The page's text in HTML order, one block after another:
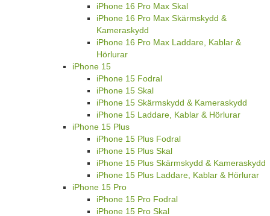
iPhone 16 Pro Max Skal
iPhone 16 Pro Max Skärmskydd &
Kameraskydd
iPhone 16 Pro Max Laddare, Kablar &
Hörlurar
iPhone 15
iPhone 15 Fodral
iPhone 15 Skal
iPhone 15 Skärmskydd & Kameraskydd
iPhone 15 Laddare, Kablar & Hörlurar
iPhone 15 Plus
iPhone 15 Plus Fodral
iPhone 15 Plus Skal
iPhone 15 Plus Skärmskydd & Kameraskydd
iPhone 15 Plus Laddare, Kablar & Hörlurar
iPhone 15 Pro
iPhone 15 Pro Fodral
iPhone 15 Pro Skal